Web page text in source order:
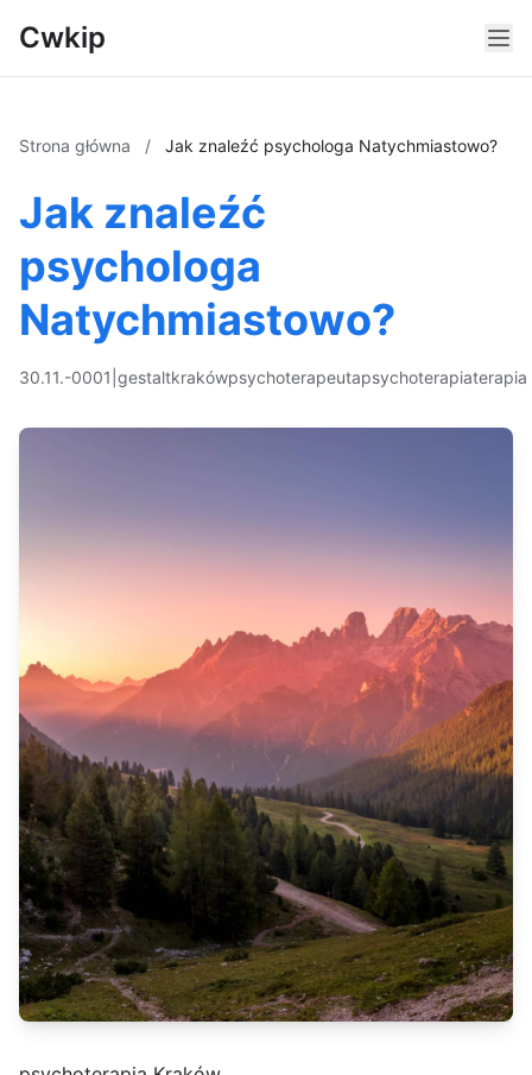
Cwkip
Strona główna / Jak znaleźć psychologa Natychmiastowo?
Jak znaleźć
psychologa
Natychmiastowo?
30.11.-0001 gestaltkrakówpsychoterapeutapsychoterapiaterapia